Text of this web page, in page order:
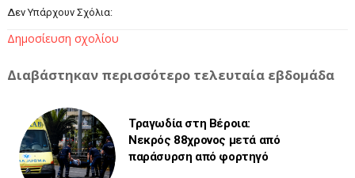
Δεν Υπάρχουν Σχόλια:
Δημοσίευση σχολίου
Διαβάστηκαν περισσότερο τελευταία εβδομάδα
Τραγωδία στη Βέροια:
Νεκρός 88χρονος μετά από
παράσυρση από φορτηγό